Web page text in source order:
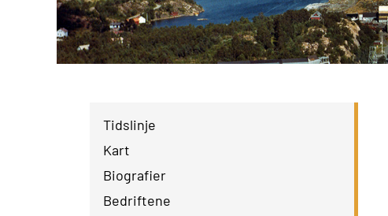
Tidslinje
Kart
Biografier
Bedriftene